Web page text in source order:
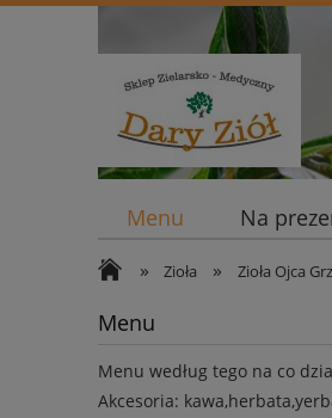
Menu Na
» Zioła » Zioła Ojca
Menu
Menu według tego na co
Akcesoria: